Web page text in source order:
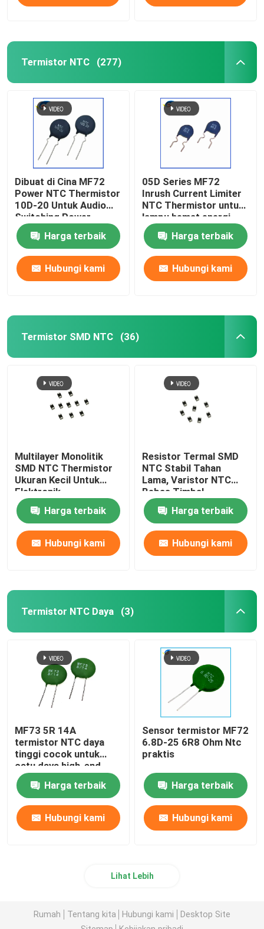
Termistor NTC (277)
Dibuat di Cina MF72
Power NTC Thermistor
10D-20 Untuk Audio
Switching Power
Supply Dan Inverter
Spot
Harga terbaik
Hubungi kami
05D Series MF72
Inrush Current Limiter
NTC Thermistor untuk
lampu hemat energi,
balast, power supply
switchHarga terbaik
Hubungi kami
Termistor SMD NTC (36)
Multilayer Monolitik
SMD NTC Thermistor
Ukuran Kecil Untuk
Elektronik
Harga terbaik
Hubungi kami
Resistor Termal SMD
NTC Stabil Tahan
Lama, Varistor NTC
Bebas Timbal
Harga terbaik
Hubungi kami
Termistor NTC Daya (3)
MF73 5R 14A
termistor NTC daya
tinggi cocok untuk
catu daya high-end
berdaya tinggi
Harga terbaik
Hubungi kami
Sensor termistor MF72
6.8D-25 6R8 Ohm Ntc
praktis
Harga terbaik
Hubungi kami
Lihat Lebih
Rumah Tentang kita Hubungi kami
Desktop Site